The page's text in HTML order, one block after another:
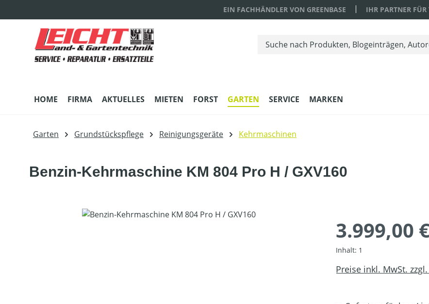
EIN FACHHÄNDLER VON GREENBASE IHR PARTNER
HOME FIRMA AKTUELLES MIETEN FORST GARTEN SERVICE MARKEN
Garten Grundstückspflege Reinigungsgeräte Kehrmaschinen
Benzin-Kehrmaschine KM 804 Pro H / GXV160
Bildergalerie überspringen
3.999,00
Inhalt: 1
Preise inkl. MwSt.